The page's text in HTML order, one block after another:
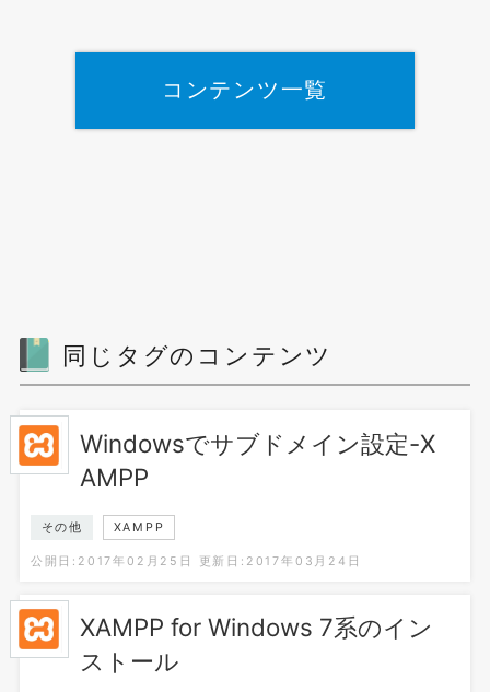
コンテンツ一覧
同じタグのコンテンツ
Windowsでサブドメイン設定-X
AMPP
その他 XAMPP
公開日:2017年02月25日 更新日:2017年03月24日
XAMPP for Windows 7系のイン
ストール